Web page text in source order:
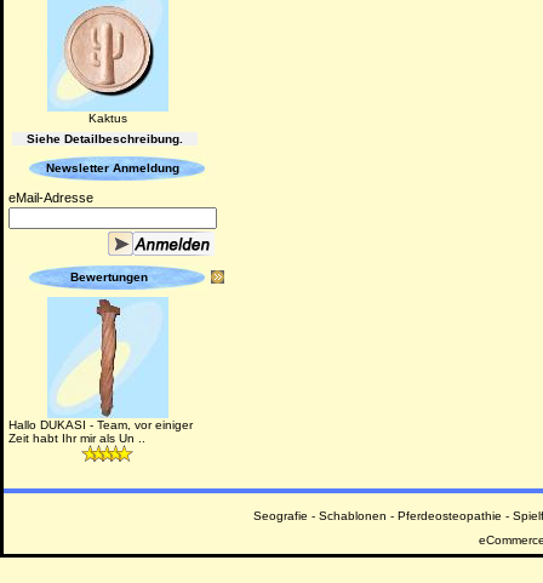
Kaktus
Siehe Detailbeschreibung.
Newsletter Anmeldung
eMail-Adresse
Bewertungen
Hallo DUKASI - Team, vor einiger
Zeit habt Ihr mir als Un ..
Seografie - Schablonen - Pferdeosteopathie -